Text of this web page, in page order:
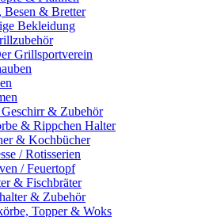
Besen & Bretter
Bekleidung
Grillsportverein
& Zubehör
& Rippchen Halter
& Kochbücher
/ Rotisserien
/ Feuertopf
& Fischbräter
& Zubehör
Topper & Woks